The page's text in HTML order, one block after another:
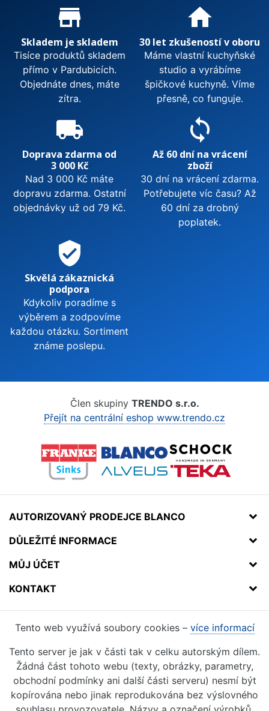
Proč nakupovat u nás?
store_mall_directory
Skladem je skladem
Tisíce produktů skladem
přímo v Pardubicích.
Objednáte dnes, máte
zítra.
home
30 let zkušeností v oboru
Máme vlastní kuchyňské
studio a vyrábíme
špičkové kuchyně. Víme
přesně, co funguje.
local_shipping
Doprava zdarma od
3 000 Kč
Nad 3 000 Kč máte
dopravu zdarma. Ostatní
objednávky už od 79 Kč.
sync
Až 60 dní na vrácení
zboží
30 dní na vrácení zdarma.
Potřebujete víc času? Až
60 dní za drobný
poplatek.
verified_user
Skvělá zákaznická
podpora
Kdykoliv poradíme s
výběrem a zodpovíme
každou otázku. Sortiment
známe poslepu.
Člen skupiny TRENDO s.r.o.
Přejít na centrální eshop www.trendo.cz
AUTORIZOVANÝ PRODEJCE BLANCO
DŮLEŽITÉ INFORMACE
MŮJ ÚČET
KONTAKT
Tento web využívá soubory cookies – více informací
Tento server je jak v části tak v celku autorským dílem.
Žádná část tohoto webu (texty, obrázky, parametry,
obchodní podmínky ani další části serveru) nesmí být
kopírována nebo jinak reprodukována bez výslovného